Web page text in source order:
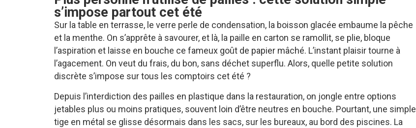
s’impose partout cet été
Sur la table en terrasse, le verre perle de condensation, la boisson glacée embaume la pêche
et la menthe. On s’apprête à savourer, et là, la paille en carton se ramollit, se plie, bloque
l’aspiration et laisse en bouche ce fameux goût de papier mâché. L’instant plaisir tourne à
l’agacement. On veut du frais, du bon, sans déchet superflu. Alors, quelle petite solution
discrète s’impose sur tous les comptoirs cet été ?
Depuis l’interdiction des pailles en plastique dans la restauration, on jongle entre options
jetables plus ou moins pratiques, souvent loin d’être neutres en bouche. Pourtant, une simple
tige en métal se glisse désormais dans les sacs, sur les bureaux, au bord des piscines. La